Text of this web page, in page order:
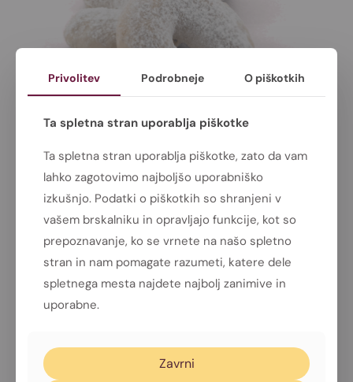
Leta 2017 smo sodelovali na
ocenjevanju kruha, pekovskega peciva,
finega pekovskega peciva in testenin
Sekcije za pekarstvo Zbornice
kmetijskih in živilskih podjetij v
organizaciji Gospodarske Zbornice
Slovenije.
Privolitev Podrobneje O piškotkih
Ta spletna stran uporablja piškotke
Ta spletna stran uporablja piškotke, zato da vam
lahko zagotovimo najboljšo uporabniško
izkušnjo. Podatki o piškotkih so shranjeni v
vašem brskalniku in opravljajo funkcije, kot so
prepoznavanje, ko se vrnete na našo spletno
stran in nam pomagate razumeti, katere dele
spletnega mesta najdete najbolj zanimive in
uporabne.
Zavrni